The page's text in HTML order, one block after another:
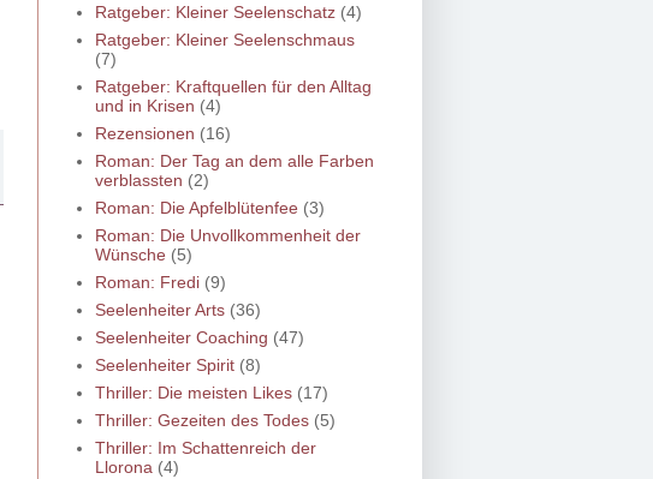
Ratgeber: Kleiner Seelenschatz (4)
Ratgeber: Kleiner Seelenschmaus
(7)
Ratgeber: Kraftquellen für den Alltag
und in Krisen (4)
Rezensionen (16)
Roman: Der Tag an dem alle Farben
verblassten (2)
Roman: Die Apfelblütenfee (3)
Roman: Die Unvollkommenheit der
Wünsche (5)
Roman: Fredi (9)
Seelenheiter Arts (36)
Seelenheiter Coaching (47)
Seelenheiter Spirit (8)
Thriller: Die meisten Likes (17)
Thriller: Gezeiten des Todes (5)
Thriller: Im Schattenreich der
Llorona (4)